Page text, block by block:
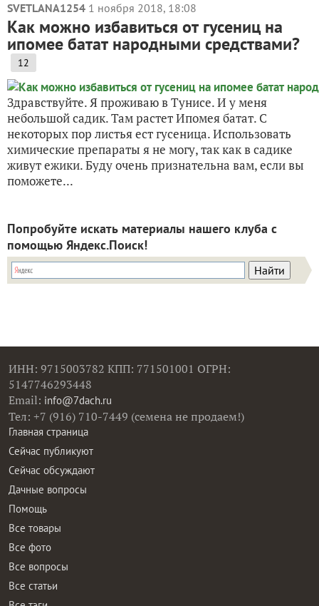
SVETLANA1254 1 ноября 2018, 18:08
Как можно избавиться от гусениц на
ипомее батат народными средствами?
12
Здравствуйте. Я проживаю в Тунисе. И у меня
небольшой садик. Там растет Ипомея батат. С
некоторых пор листья ест гусеница. Использовать
химические препараты я не могу, так как в садике
живут ежики. Буду очень признательна вам, если вы
поможете...
Попробуйте искать материалы нашего клуба с
помощью Яндекс.Поиск!
ИНН: 9715003782 КПП: 771501001 ОГРН:
5147746293448
Email: info@7dach.ru
Тел: +7 (916) 710-7449 (семена не продаем!)
Главная страница
Сейчас публикуют
Сейчас обсуждают
Дачные вопросы
Помощь
Все товары
Все фото
Все вопросы
Все статьи